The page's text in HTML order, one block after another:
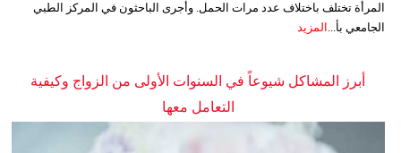
المرأة تختلف باختلاف عدد مرات الحمل. وأجرى الباحثون في المركز الطبي
الجامعي بأ... المزيد
أبرز المشاكل شيوعاً في السنوات الأولى من الزواج وكيفية
التعامل معها